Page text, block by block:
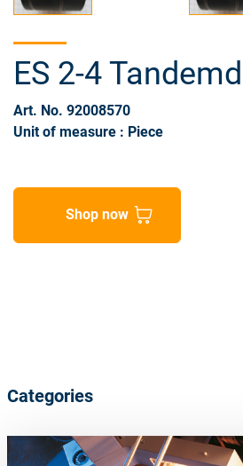
ES 2-4
Art. No. 92008570
Unit of measure : Piece
Shop now
Categories